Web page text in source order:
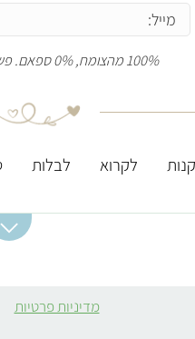
100% מהצומח, 0% ספאם. פשוט להצטרף, קל גם לבטל.
לקרוא לבלות
ברזל
מדיניות פרטיות